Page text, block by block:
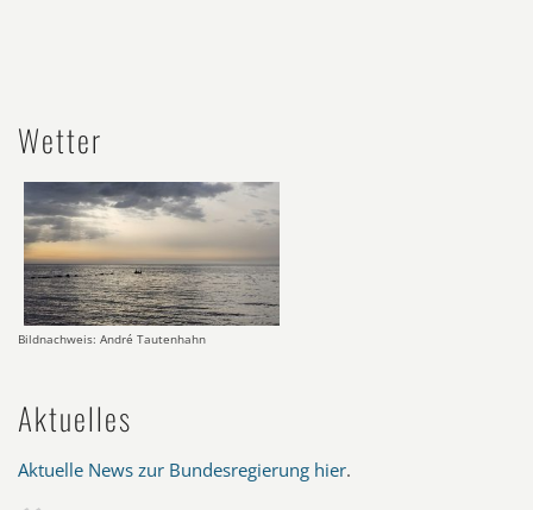
Wetter
Bildnachweis: André Tautenhahn
Aktuelles
Aktuelle News zur Bundesregierung hier.